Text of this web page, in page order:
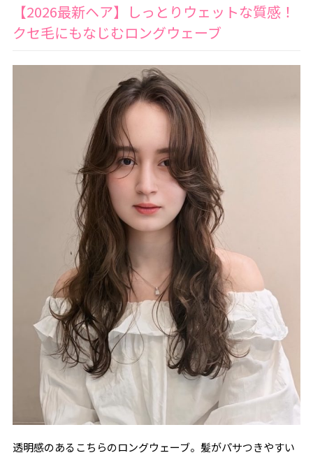
【2026最新ヘア】しっとりウェットな質感！
クセ毛にもなじむロングウェーブ
透明感のあるこちらのロングウェーブ。髪がパサつきやすい